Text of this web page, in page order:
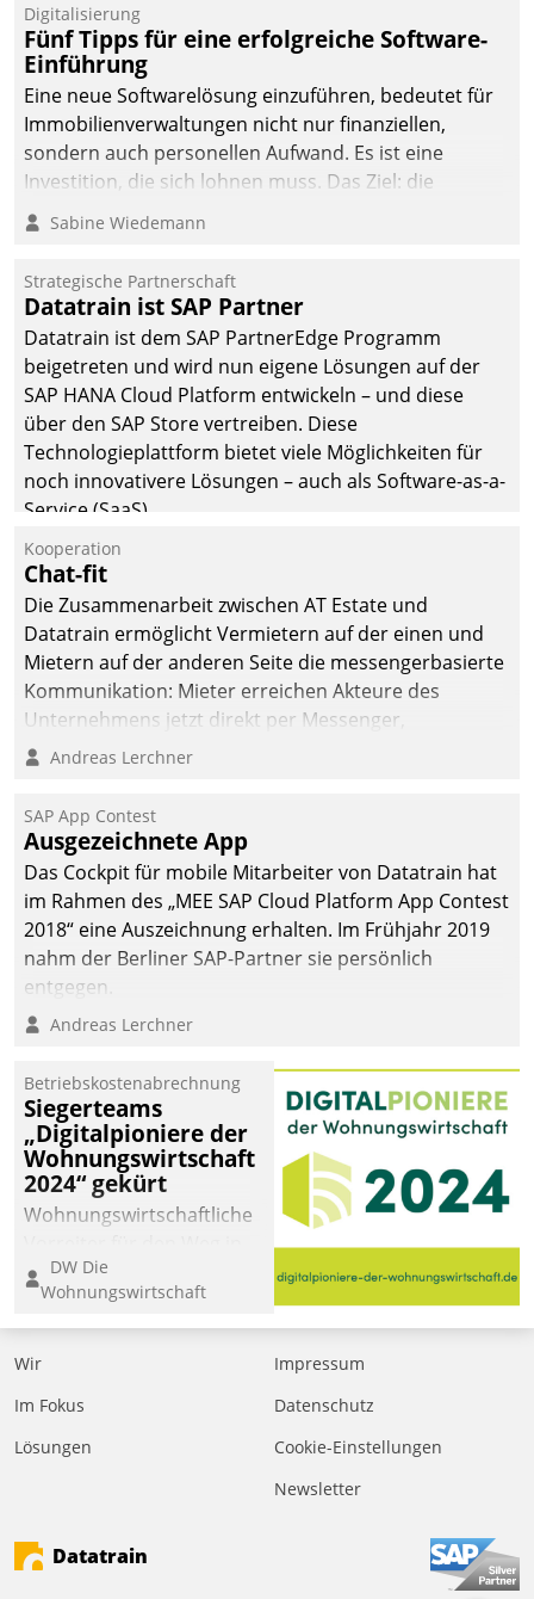
Digitalisierung
Fünf Tipps für eine erfolgreiche Software-
Einführung
Eine neue Softwarelösung einzuführen, bedeutet für
Immobilienverwaltungen nicht nur finanziellen,
sondern auch personellen Aufwand. Es ist eine
Investition, die sich lohnen muss. Das Ziel: die
nachhaltige Optimierung der Geschäftsabläufe. Damit
dieses Ziel erreicht wird, sollten einige Grundregeln
Sabine Wiedemann
Strategische Partnerschaft
Datatrain ist SAP Partner
Datatrain ist dem SAP PartnerEdge Programm
beigetreten und wird nun eigene Lösungen auf der
SAP HANA Cloud Platform entwickeln – und diese
über den SAP Store vertreiben. Diese
Technologieplattform bietet viele Möglichkeiten für
noch innovativere Lösungen – auch als Software-as-a-
Service (SaaS).
Kooperation
Chat-fit
Die Zusammenarbeit zwischen AT Estate und
Datatrain ermöglicht Vermietern auf der einen und
Mietern auf der anderen Seite die messengerbasierte
Kommunikation: Mieter erreichen Akteure des
Unternehmens jetzt direkt per Messenger,
Mitarbeiter oder Dienstleister empfangen oder
Andreas Lerchner
SAP App Contest
Ausgezeichnete App
Das Cockpit für mobile Mitarbeiter von Datatrain hat
im Rahmen des „MEE SAP Cloud Platform App Contest
2018“ eine Auszeichnung erhalten. Im Frühjahr 2019
nahm der Berliner SAP-Partner sie persönlich
entgegen.
Andreas Lerchner
Betriebskostenabrechnung
Siegerteams
„Digitalpioniere der
Wohnungswirtschaft
2024“ gekürt
Wohnungswirtschaftliche
eine digitale Zukunft zu
finden, ist das Ziel des
Awards „Digitalpioniere
der
Bewerben können sich
dafür ein Team
DW Die
Wohnungswirtschaft
Wir
Im Fokus
Lösungen
Impressum
Datenschutz
Cookie-Einstellungen
Newsletter
Datatrain